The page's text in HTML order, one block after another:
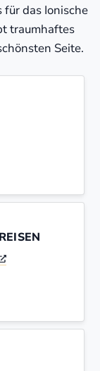
das Ionische
traumhaftes
Seite.